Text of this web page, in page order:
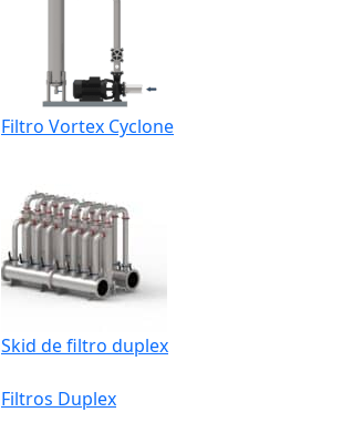
Filtro Vortex Cyclone
Skid de filtro duplex
Filtros Duplex